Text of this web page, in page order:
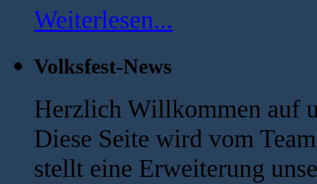
Weiterlesen...
Volksfest-News
Herzlich Willkommen auf
Diese Seite wird vom
stellt eine Erweiterung